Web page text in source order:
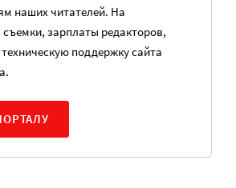
наших читателей. На
зарплаты редакторов,
поддержку сайта